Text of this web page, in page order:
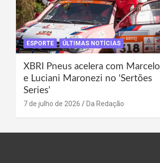
ESPORTE ÚLTIMAS NOTÍCIAS
XBRI Pneus acelera com Marcelo
e Luciani Maronezi no ‘Sertões
Series’
7 de julho de 2026 Da Redação